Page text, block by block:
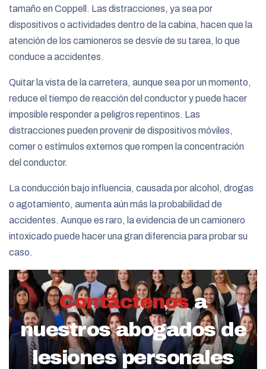
tamaño en Coppell. Las distracciones, ya sea por
dispositivos o actividades dentro de la cabina, hacen que la
atención de los camioneros se desvíe de su tarea, lo que
conduce a accidentes.
Quitar la vista de la carretera, aunque sea por un momento,
reduce el tiempo de reacción del conductor y puede hacer
imposible responder a peligros repentinos. Las
distracciones pueden provenir de dispositivos móviles,
comer o estímulos externos que rompen la concentración
del conductor.
La conducción bajo influencia, causada por alcohol, drogas
o agotamiento, aumenta aún más la probabilidad de
accidentes. Aunque es raro, la evidencia de un camionero
intoxicado puede hacer una gran diferencia para probar su
caso.
Contáctenos a
nuestros abogados de
lesiones personales